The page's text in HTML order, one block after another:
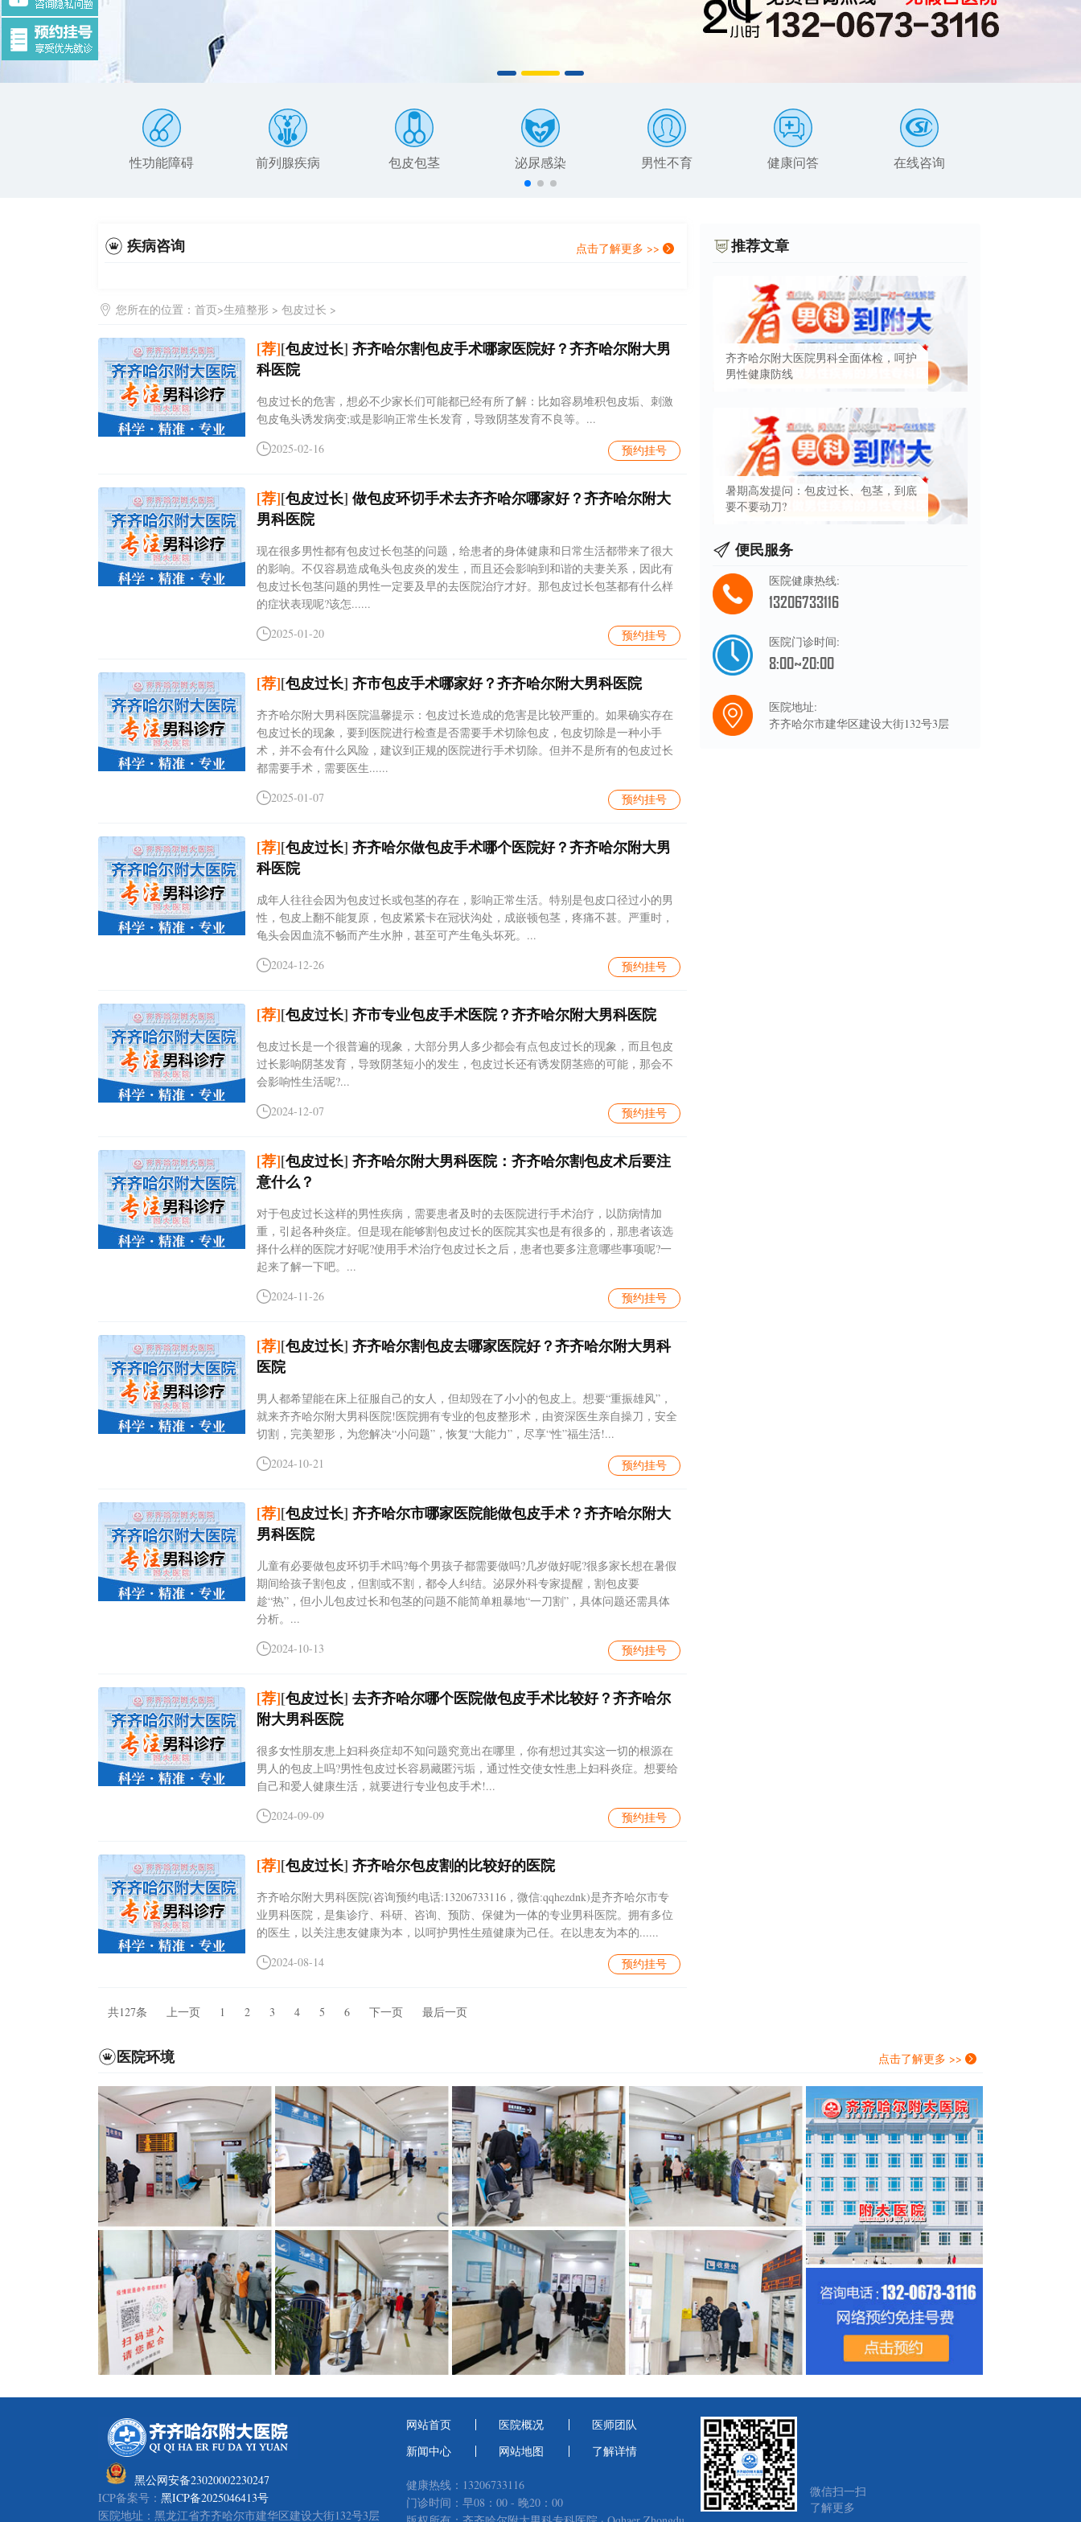
性功能障碍 前列腺疾病 包皮包茎 泌尿感染 男性不育 健康问答 在线咨询
疾病咨询 点击了解更多 >>
您所在的位置：首页>生殖整形 >包皮过长 >
[荐][包皮过长]齐齐哈尔割包皮手术哪家医院好？齐齐哈尔附大男
科医院
包皮过长的危害，想必不少家长们可能都已经有所了解：比如容易堆积包皮垢、刺激
包皮龟头诱发病变;或是影响正常生长发育，导致阴茎发育不良等。...
2025-02-16
预约挂号
[荐][包皮过长] 做包皮环切手术去齐齐哈尔哪家好？齐齐哈尔附大
男科医院
现在很多男性都有包皮过长包茎的问题，给患者的身体健康和日常生活都带来了很大
的影响。不仅容易造成龟头包皮炎的发生，而且还会影响到和谐的夫妻关系，因此有
包皮过长包茎问题的男性一定要及早的去医院治疗才好。那包皮过长包茎都有什么样
的症状表现呢?该怎......
2025-01-20
预约挂号
[荐][包皮过长]齐市包皮手术哪家好？齐齐哈尔附大男科医院
齐齐哈尔附大男科医院温馨提示：包皮过长造成的危害是比较严重的。如果确实存在
包皮过长的现象，要到医院进行检查是否需要手术切除包皮，包皮切除是一种小手
术，并不会有什么风险，建议到正规的医院进行手术切除。但并不是所有的包皮过长
都需要手术，需要医生......
2025-01-07
预约挂号
[荐][包皮过长]齐齐哈尔做包皮手术哪个医院好？齐齐哈尔附大男
科医院
成年人往往会因为包皮过长或包茎的存在，影响正常生活。特别是包皮口径过小的男
性，包皮上翻不能复原，包皮紧紧卡在冠状沟处，成嵌顿包茎，疼痛不甚。严重时，
龟头会因血流不畅而产生水肿，甚至可产生龟头坏死。...
2024-12-26
预约挂号
[荐][包皮过长]齐市专业包皮手术医院？齐齐哈尔附大男科医院
包皮过长是一个很普遍的现象，大部分男人多少都会有点包皮过长的现象，而且包皮
过长影响阴茎发育，导致阴茎短小的发生，包皮过长还有诱发阴茎癌的可能，那会不
会影响性生活呢?...
2024-12-07
预约挂号
[荐][包皮过长]齐齐哈尔附大男科医院：齐齐哈尔割包皮术后要注
意什么？
对于包皮过长这样的男性疾病，需要患者及时的去医院进行手术治疗，以防病情加
重，引起各种炎症。但是现在能够割包皮过长的医院其实也是有很多的，那患者该选
择什么样的医院才好呢?使用手术治疗包皮过长之后，患者也要多注意哪些事项呢?一
起来了解一下吧。...
2024-11-26
预约挂号
[荐][包皮过长]齐齐哈尔割包皮去哪家医院好？齐齐哈尔附大男科
医院
男人都希望能在床上征服自己的女人，但却毁在了小小的包皮上。想要“重振雄风”，
就来齐齐哈尔附大男科医院!医院拥有专业的包皮整形术，由资深医生亲自操刀，安全
切割，完美塑形，为您解决“小问题”，恢复“大能力”，尽享“性”福生活!...
2024-10-21
预约挂号
[荐][包皮过长]齐齐哈尔市哪家医院能做包皮手术？齐齐哈尔附大
男科医院
儿童有必要做包皮环切手术吗?每个男孩子都需要做吗?几岁做好呢?很多家长想在暑假
期间给孩子割包皮，但割或不割，都令人纠结。泌尿外科专家提醒，割包皮要
趁“热”，但小儿包皮过长和包茎的问题不能简单粗暴地“一刀割”，具体问题还需具体
分析。...
2024-10-13
预约挂号
[荐][包皮过长] 去齐齐哈尔哪个医院做包皮手术比较好？齐齐哈尔
附大男科医院
很多女性朋友患上妇科炎症却不知问题究竟出在哪里，你有想过其实这一切的根源在
男人的包皮上吗?男性包皮过长容易藏匿污垢，通过性交使女性患上妇科炎症。想要给
自己和爱人健康生活，就要进行专业包皮手术!...
2024-09-09
预约挂号
[荐][包皮过长]齐齐哈尔包皮割的比较好的医院
齐齐哈尔附大男科医院(咨询预约电话:13206733116，微信:qqhezdnk)是齐齐哈尔市专
业男科医院，是集诊疗、科研、咨询、预防、保健为一体的专业男科医院。拥有多位
的医生，以关注患友健康为本，以呵护男性生殖健康为己任。在以患友为本的......
2024-08-14
预约挂号
共127条 上一页 1 2 3 4 5 6 下一页 最后一页
推荐文章
齐齐哈尔附大医院男科全面体检，呵护
男性健康防线
暑期高发提问：包皮过长、包茎，到底
要不要动刀?
便民服务
医院健康热线:
13206733116
医院门诊时间:
8:00~20:00
医院地址:
齐齐哈尔市建华区建设大街132号3层
医院环境 点击了解更多 >>
黑公网安备23020002230247
ICP备案号： 黑ICP备2025046413号
医院地址：黑龙江省齐齐哈尔市建华区建设大街132号3层
网站首页 医院概况
医师团队
新闻中心
网站地图 了解详情
健康热线：13206733116
门诊时间：早08：00 - 晚20：00
微信扫一扫
了解更多